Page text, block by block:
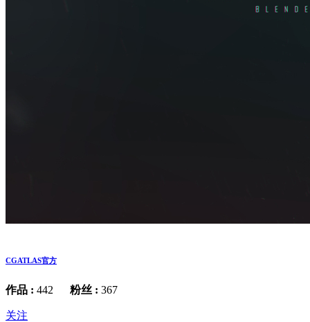
CGATLAS官方
作品 : 442 粉丝 : 367
关注